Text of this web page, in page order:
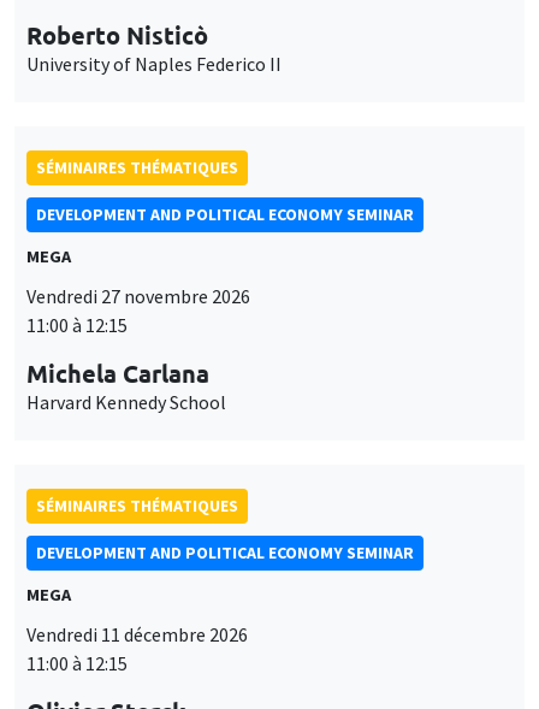
Roberto Nisticò
University of Naples Federico II
SÉMINAIRES THÉMATIQUES
DEVELOPMENT AND POLITICAL ECONOMY SEMINAR
MEGA
Vendredi 27 novembre 2026
11:00 à 12:15
Michela Carlana
Harvard Kennedy School
SÉMINAIRES THÉMATIQUES
DEVELOPMENT AND POLITICAL ECONOMY SEMINAR
MEGA
Vendredi 11 décembre 2026
11:00 à 12:15